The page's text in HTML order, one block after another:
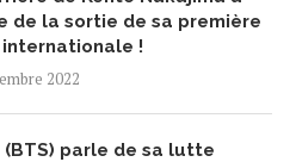
de la sortie de sa première
!
2022
(BTS) parle de sa lutte